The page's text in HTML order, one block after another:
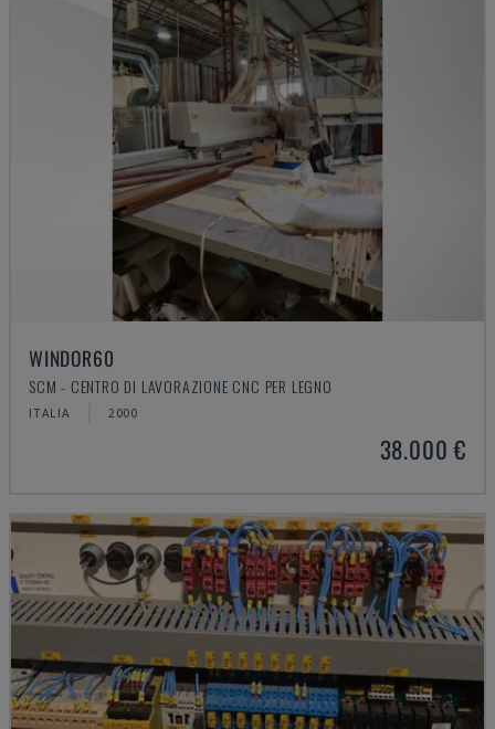
WINDOR60
SCM - CENTRO DI LAVORAZIONE CNC PER LEGNO
ITALIA 2000
38.000 €